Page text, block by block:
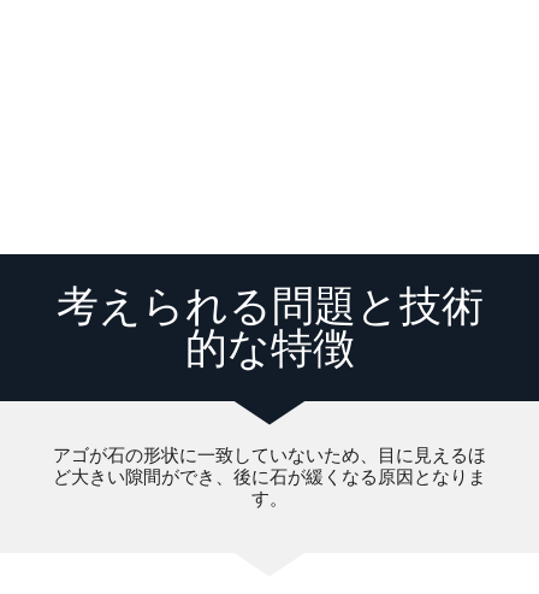
考えられる問題と技術
的な特徴
アゴが石の形状に一致していないため、目に見えるほ
ど大きい隙間ができ、後に石が緩くなる原因となりま
す。